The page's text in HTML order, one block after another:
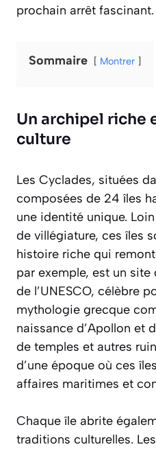
prochain arrêt fascinant.
Sommaire Montrer
Un archipel riche
culture
Les Cyclades, situées
composées de 24 îles
une identité unique.
de villégiature, ces îles
histoire riche qui
par exemple, est un
de l’UNESCO, célèbre
mythologie grecque
naissance d’Apollon et
de temples et autres
d’une époque où ces
affaires maritimes et
Chaque île abrite
traditions culturelles.